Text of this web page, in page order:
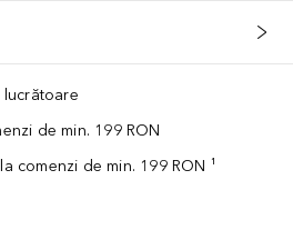
lucrătoare
de min. 199 RON
comenzi de min. 199 RON ¹